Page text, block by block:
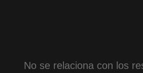
No se relaciona con los